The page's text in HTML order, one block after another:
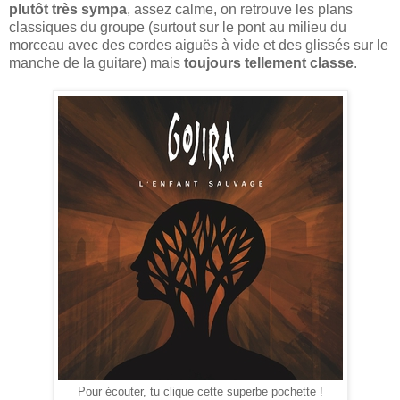
plutôt très sympa, assez calme, on retrouve les plans
classiques du groupe (surtout sur le pont au milieu du
morceau avec des cordes aiguës à vide et des glissés sur le
manche de la guitare) mais toujours tellement classe.
Pour écouter, tu clique cette superbe pochette !